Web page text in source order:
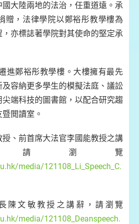
大陸兩地的法治，任重道遠。承
贈，法律學院以鄭裕彤教學樓為
亦標誌著學院對其使命的堅定承
進鄭裕彤教學樓。大樓擁有最先
容納更多學生的模擬法庭、議訟
端科技的圖書館，以配合研究趨
閲讀室。
、前首席大法官李國能教授之講
請瀏覽
media/121108_Li_Speech_C.
陳文敏教授之講辭，請瀏覽
media/121108_Deanspeech.